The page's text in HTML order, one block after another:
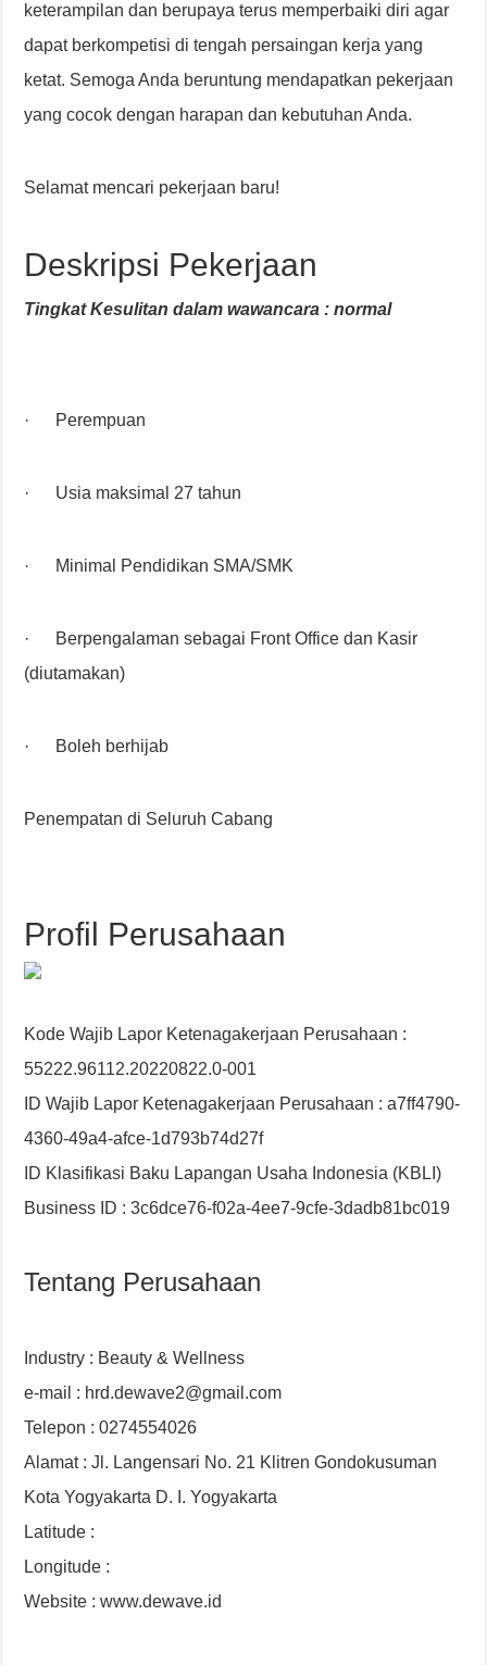
keterampilan dan berupaya terus memperbaiki diri agar
dapat berkompetisi di tengah persaingan kerja yang
ketat. Semoga Anda beruntung mendapatkan pekerjaan
yang cocok dengan harapan dan kebutuhan Anda.
Selamat mencari pekerjaan baru!
Deskripsi Pekerjaan
Tingkat Kesulitan dalam wawancara : normal
· Perempuan
· Usia maksimal 27 tahun
· Minimal Pendidikan SMA/SMK
· Berpengalaman sebagai Front Office dan Kasir
(diutamakan)
· Boleh berhijab
Penempatan di Seluruh Cabang
Profil Perusahaan
Kode Wajib Lapor Ketenagakerjaan Perusahaan :
55222.96112.20220822.0-001
ID Wajib Lapor Ketenagakerjaan Perusahaan : a7ff4790-
4360-49a4-afce-1d793b74d27f
ID Klasifikasi Baku Lapangan Usaha Indonesia (KBLI)
Business ID : 3c6dce76-f02a-4ee7-9cfe-3dadb81bc019
Tentang Perusahaan
Industry : Beauty & Wellness
e-mail : hrd.dewave2@gmail.com
Telepon : 0274554026
Alamat : Jl. Langensari No. 21 Klitren Gondokusuman
Kota Yogyakarta D. I. Yogyakarta
Latitude :
Longitude :
Website : www.dewave.id